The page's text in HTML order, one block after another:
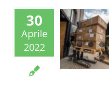
NEGOZIO DI SOUVENIR
TUTTI I REQUISITI
30
Aprile
2022